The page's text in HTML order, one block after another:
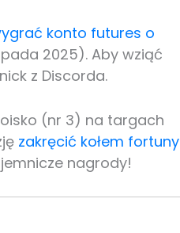
konto futures o
2025). Aby wziąć
z Discorda.
(nr 3) na targach
zakręcić kołem fortuny
nagrody!